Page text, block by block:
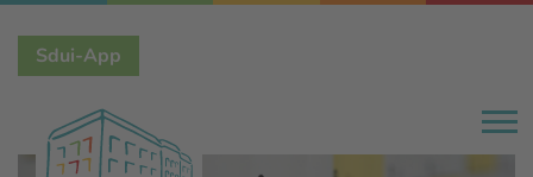
Direkt
zum
Sdui-App